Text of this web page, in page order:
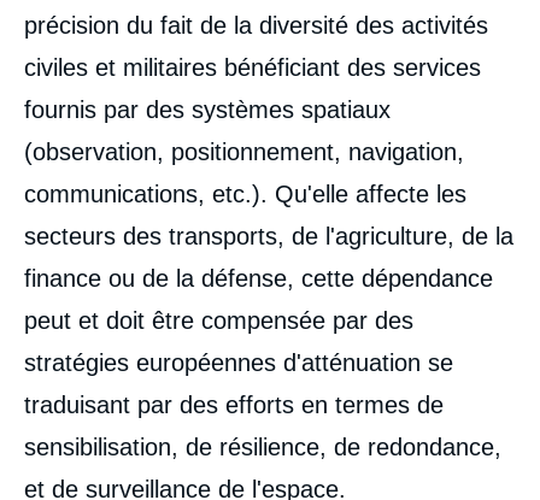
précision du fait de la diversité des activités
civiles et militaires bénéficiant des services
fournis par des systèmes spatiaux
(observation, positionnement, navigation,
communications, etc.). Qu'elle affecte les
secteurs des transports, de l'agriculture, de la
finance ou de la défense, cette dépendance
peut et doit être compensée par des
stratégies européennes d'atténuation se
traduisant par des efforts en termes de
sensibilisation, de résilience, de redondance,
et de surveillance de l'espace.